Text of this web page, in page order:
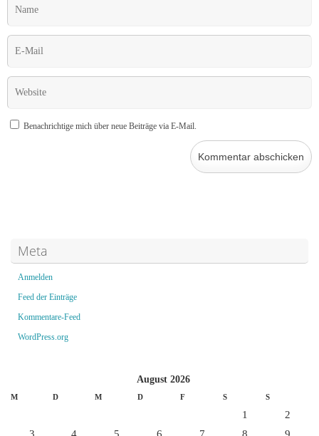
Benachrichtige mich über neue Beiträge via E-Mail.
Meta
Anmelden
Feed der Einträge
Kommentare-Feed
WordPress.org
August 2026
M D M D F S S
1
2